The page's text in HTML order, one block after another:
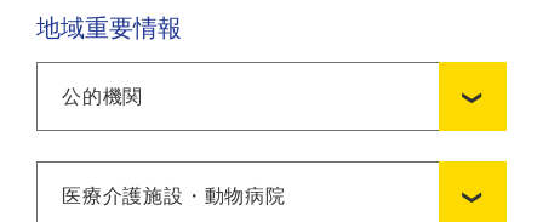
地域重要情報
公的機関
医療介護施設・動物病院